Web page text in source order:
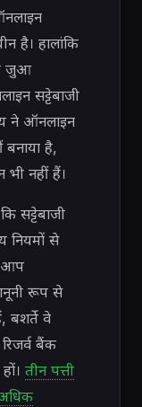
है। हालांकि
जुआ
सट्टेबाजी
ने ऑनलाइन
है,
नहीं हैं।
सट्टेबाजी
नियमों से
आप
रूप से
बशर्ते वे
बैंक
तीन पत्ती